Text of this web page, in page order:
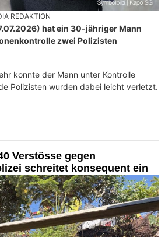
REDAKTION
hat ein 30-jähriger Mann
zwei Polizisten
konnte der Mann unter Kontrolle
Polizisten wurden dabei leicht verletzt.
Verstösse gegen
schreitet konsequent ein